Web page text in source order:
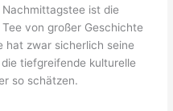
ist die
von großer Geschichte
hat zwar sicherlich seine
tiefgreifende kulturelle
so schätzen.